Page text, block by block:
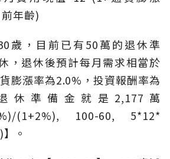
年齡)
歲，目前已有50萬的退休準
，退休後預計每月需求相當於
膨漲率為2.0%，投資報酬率為
休準備金就是2,177萬
(1+2%), 100-60, 5*12*
。